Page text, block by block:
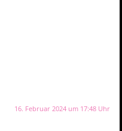
16. Februar 2024 um 17:48 Uhr